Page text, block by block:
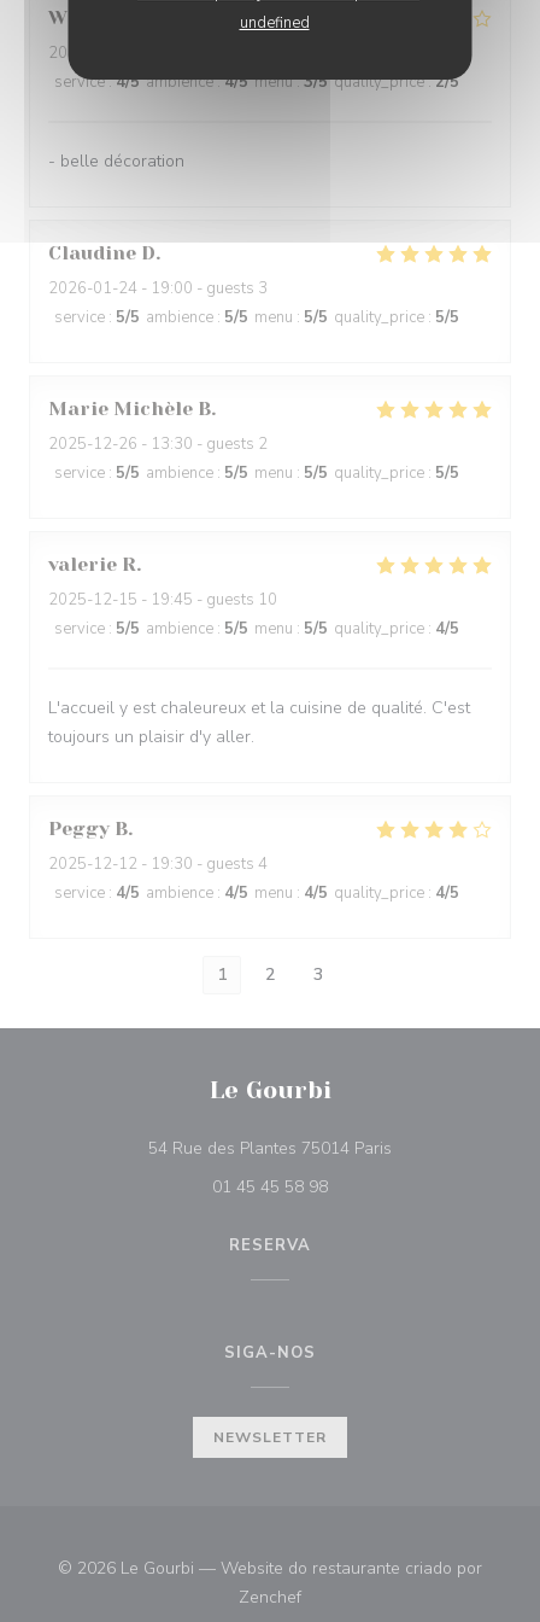
undefined
William
2026-01-20
service:4/5 ambience:4/5 menu:3/5 quality_price:2/5
- belle décoration
Claudine D
2026-01-24 - 19:00 - guests 3
service : 5/5 ambience : 5/5 menu : 5/5 quality_price : 5/5
Marie Michèle B
2025-12-26 - 13:30 - guests 2
service : 5/5 ambience : 5/5 menu : 5/5 quality_price : 5/5
valerie R
2025-12-15 - 19:45 - guests 10
service : 5/5 ambience : 5/5 menu : 5/5 quality_price : 4/5
L'accueil y est chaleureux et la cuisine de qualité. C'est
toujours un plaisir d'y aller.
Peggy B
2025-12-12 - 19:30 - guests 4
service : 4/5 ambience : 4/5 menu : 4/5 quality_price : 4/5
1 2 3
Le Gourbi
54 Rue des Plantes 75014 Paris
01 45 45 58 98
RESERVA
SIGA-NOS
NEWSLETTER
© 2026 Le Gourbi — Website do restaurante criado por
Zenchef((abre numa nova janela))